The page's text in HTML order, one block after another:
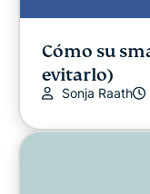
Cómo su
evitarlo)
Sonja Raath